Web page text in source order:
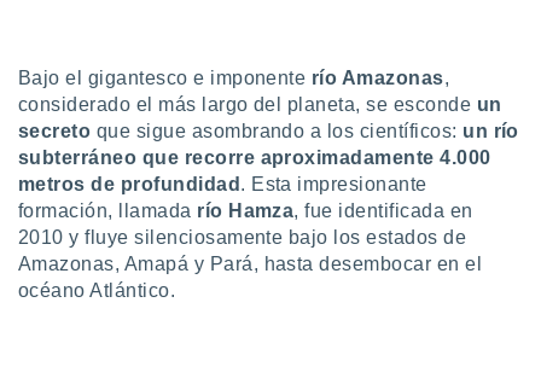
más
nuestra
y
de
disponible
Bajo el gigantesco e imponente río Amazonas,
considerado el más largo del planeta, se esconde un
secreto que sigue asombrando a los científicos: un río
subterráneo que recorre aproximadamente 4.000
metros de profundidad . Esta impresionante
formación, llamada río Hamza, fue identificada en
2010 y fluye silenciosamente bajo los estados de
Amazonas, Amapá y Pará, hasta desembocar en el
océano Atlántico.